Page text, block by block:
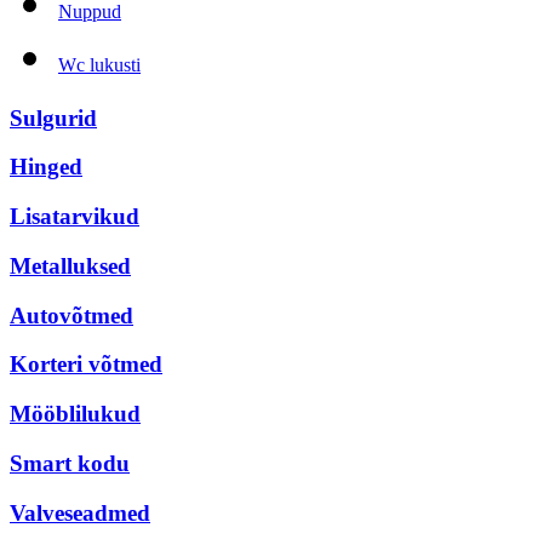
Nuppud
Wc lukusti
Sulgurid
Hinged
Lisatarvikud
Metalluksed
Autovõtmed
Korteri võtmed
Mööblilukud
Smart kodu
Valveseadmed